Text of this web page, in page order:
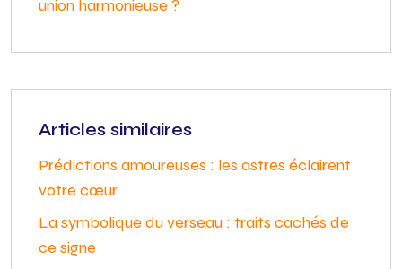
union harmonieuse ?
Articles similaires
Prédictions amoureuses : les astres éclairent
votre cœur
La symbolique du verseau : traits cachés de
ce signe